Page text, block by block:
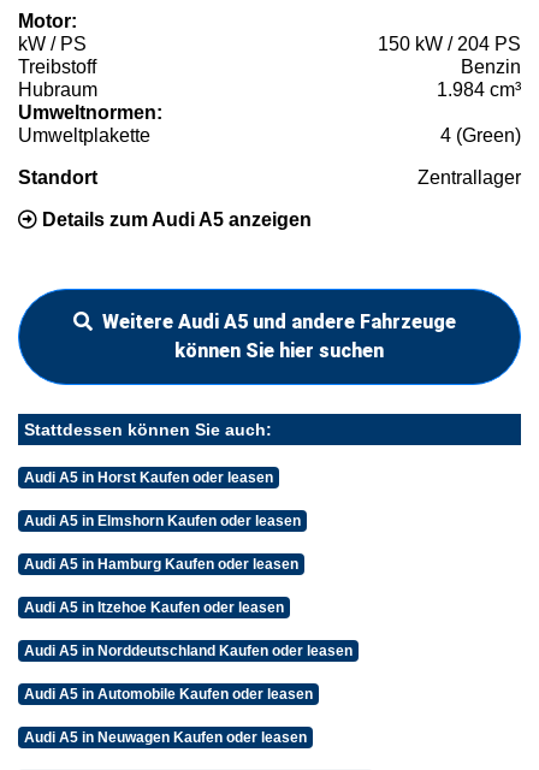
Motor:
kW / PS
150 kW / 204 PS
Treibstoff
Benzin
Hubraum
1.984 cm³
Umweltnormen:
Umweltplakette
4 (Green)
Standort Zentrallager
Details zum Audi A5 anzeigen
Weitere Audi A5 und andere Fahrzeuge
können Sie hier suchen
Stattdessen können Sie auch:
Audi A5 in Horst Kaufen oder leasen
Audi A5 in Elmshorn Kaufen oder leasen
Audi A5 in Hamburg Kaufen oder leasen
Audi A5 in Itzehoe Kaufen oder leasen
Audi A5 in Norddeutschland Kaufen oder leasen
Audi A5 in Automobile Kaufen oder leasen
Audi A5 in Neuwagen Kaufen oder leasen